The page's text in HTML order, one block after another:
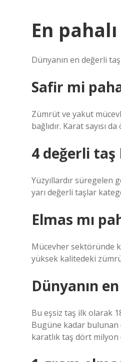
En
Dünyanın en değerli
Safir mi
Zümrüt ve yakut
bağlıdır. Karat sayısı
4 değerli taş
Yüzyıllardır
yarı değerli taşlar
Elmas mı
Mücevher sektöründe
yüksek kalitedeki
Dünyanın
Bu eşsiz taş ilk olarak
Bugüne kadar bulunan
karatlık taş dört